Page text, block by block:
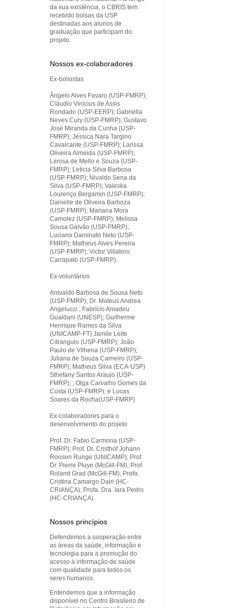
da sua existência, o CBRIS tem
recebido bolsas da USP
destinadas aos alunos de
graduação que participam do
projeto.
Nossos ex-colaboradores
Ex-bolsistas
Ângelo Alves Favaro (USP-FMRP);
Cláudio Vinícius de Assis
Rondado (USP-EERP); Gabriella
Neves Cury (USP-FMRP); Gustavo
José Miranda da Cunha (USP-
FMRP); Jéssica Nara Targino
Cavalcante (USP-FMRP); Larissa
Oliveira Almeida (USP-FMRP);
Lenisa de Mello e Souza (USP-
FMRP); Leticia Silva Barbosa
(USP-FMRP); Nivaldo Sena da
Silva (USP-FMRP); Valeska
Lourenço Bergamin (USP-FMRP);
Danielle de Oliveira Barboza
(USP-FMRP); Mariana Mora
Camolez (USP-FMRP); Melissa
Sousa Galvão (USP-FMRP);
Luciano Daminato Neto (USP-
FMRP); Matheus Alves Pereira
(USP-FMRP); Victor Villatoro
Carrapato (USP-FMRP).
Ex-voluntários
Anivaldo Barbosa de Sousa Neto
(USP-FMRP); Dr. Mateus Andrea
Angelucci ; Fabrício Amadeu
Gualdani (UNESP); Guilherme
Henrique Ramos da Silva
(UNICAMP-FT) Jamile Leite
Citrangulo (USP-FMRP); João
Paulo de Vilhena (USP-FMRP);
Juliana de Souza Carneiro (USP-
FMRP); Matheus Silva (ECA-USP)
Sthefany Santos Araujo (USP-
FMRP); ; Olga Carvalho Gomes da
Costa (USP-FMRP); e Lucas
Soares da Rocha(USP-FMRP)
Ex-colaboradores para o
desenvolvimento do projeto
Prof. Dr. Fabio Carmona (USP-
FMRP); Prof. Dr. Cristhof Johann
Roosen Runge (UNICAMP); Prof.
Dr. Pierre Pluye (McGill-FM); Prof.
Roland Grad (McGill-FM); Profa.
Cristina Camargo Dalri (HC-
CRIANÇA); Profa. Dra. Iara Pedro
(HC-CRIANÇA).
Nossos princípios
Defendemos a cooperação entre
as áreas da saúde, informação e
tecnologia para a promoção do
acesso à informação de saúde
com qualidade para todos os
seres humanos.
Entendemos que a informação
disponível no Centro Brasileiro de